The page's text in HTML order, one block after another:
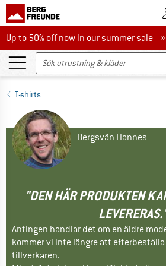
Up to 50% off now in our summer sale
Up to 50% off now in our summer sale »
T-shirts
Bergsvän Hannes
"DEN HÄR PRODUKTEN
Antingen handlar det om en äldre
kommer vi inte längre att
tillverkaren.